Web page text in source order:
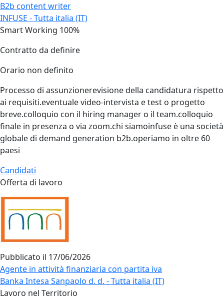
B2b content writer
INFUSE - Tutta italia (IT)
Smart Working 100%
Contratto da definire
Orario non definito
Processo di assunzionerevisione della candidatura rispetto
ai requisiti.eventuale video‑intervista e test o progetto
breve.colloquio con il hiring manager o il team.colloquio
finale in presenza o via zoom.chi siamoinfuse è una società
globale di demand generation b2b.operiamo in oltre 60
paesi
Candidati
Offerta di lavoro
Pubblicato il 17/06/2026
Agente in attività finanziaria con partita iva
Banka Intesa Sanpaolo d. d. - Tutta italia (IT)
Lavoro nel Territorio